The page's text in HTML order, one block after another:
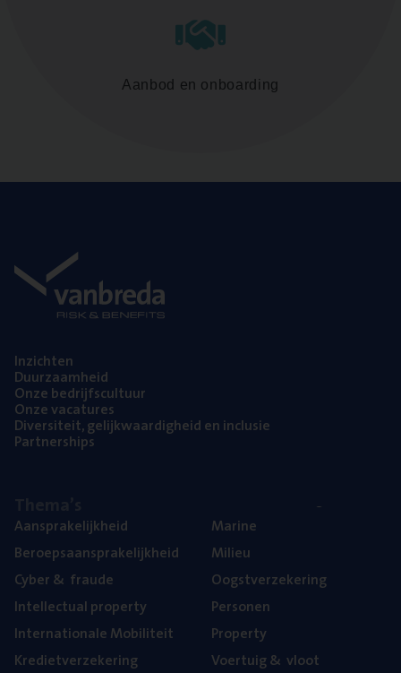
Aanbod en onboarding
Inzich­ten
Duur­zaam­heid
Onze bedrijfs­cul­tuur
Onze vaca­tu­res
Diver­si­teit, gelijk­waar­dig­heid en inclusie
Part­ner­ships
Aan­spra­ke­lijk­heid
Beroeps­aan­spra­ke­lijk­heid
Cyber& fraude
Intel­lec­tu­al property
Inter­na­ti­o­na­le Mobiliteit
Kre­diet­ver­ze­ke­ring
Mari­ne
Mili­eu
Oogst­ver­ze­ke­ring
Per­so­nen
Pro­per­ty
Voer­tuig& vloot